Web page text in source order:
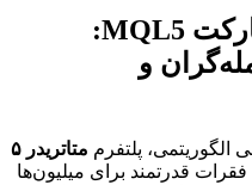
خرید ربات فارکس از مارکت MQL5:
و
الگوریتمی، پلتفرم
متاتریدر ۵
قدرتمند برای میلیون‌ها